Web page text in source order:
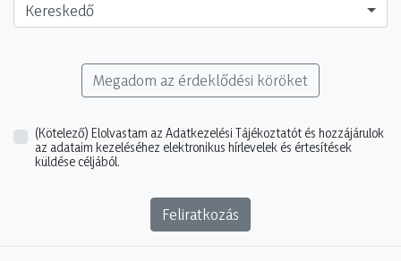
Kereskedő
Megadom az érdeklődési köröket
(Kötelező) Elolvastam az Adatkezelési Tájékoztatót és hozzájárulok
az adataim kezeléséhez elektronikus hírlevelek és értesítések
küldése céljából.
Feliratkozás